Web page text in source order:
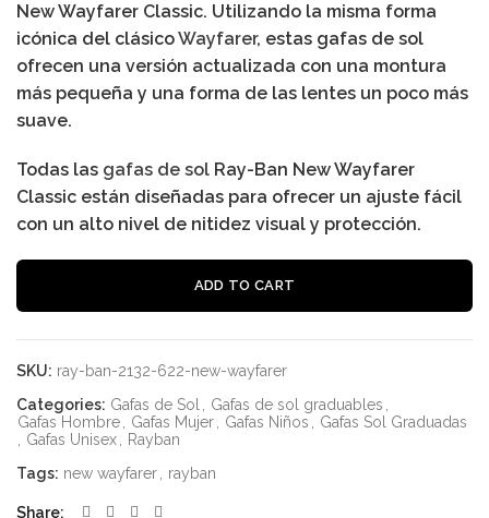
New Wayfarer Classic. Utilizando la misma forma
icónica del clásicoWayfarer, estas gafas de sol
ofrecen una versión actualizada con una montura
más pequeña y una forma de las lentes un poco más
suave.
Todas las gafas de sol Ray-Ban New Wayfarer
Classic están diseñadas para ofrecer un ajuste fácil
con un alto nivel de nitidez visual y protección.
ADD TO CART
SKU: ray-ban-2132-622-new-wayfarer
Categories: Gafas de Sol Gafas de sol graduables
Gafas Hombre
Gafas Mujer Gafas Niños
Gafas Sol Graduadas
Gafas Unisex
Rayban
Tags: new wayfarer rayban
Share